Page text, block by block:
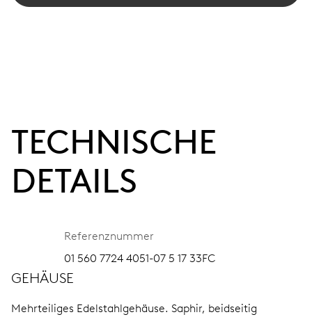
TECHNISCHE
DETAILS
Referenznummer
01 560 7724 4051-07 5 17 33FC
GEHÄUSE
Mehrteiliges Edelstahlgehäuse. Saphir, beidseitig